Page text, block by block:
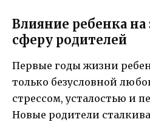
Влияние ребенка
сферу родителей
Первые годы жизни
только безусловной
стрессом, усталостью и
Новые родители